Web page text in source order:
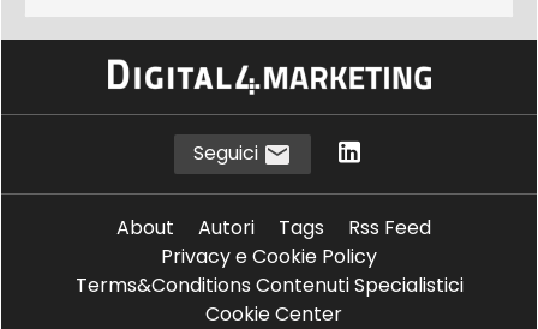
Seguici
About Autori Tags
Rss Feed
Privacy e Cookie Policy
Terms&Conditions Contenuti Specialistici
Cookie Center